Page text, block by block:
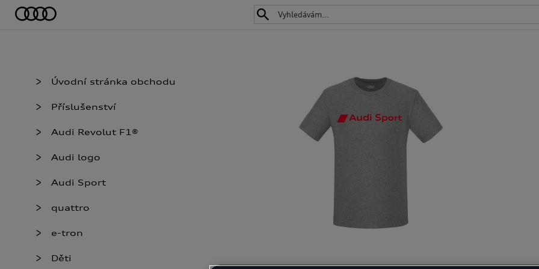
Úvodní stránka obchodu
Příslušenství
Audi Revolut F1®
Audi logo
Audi Sport
quattro
e-tron
Děti